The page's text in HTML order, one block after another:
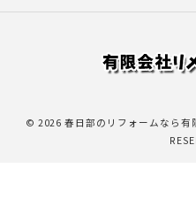
© 2026 春日部のリフォームなら有